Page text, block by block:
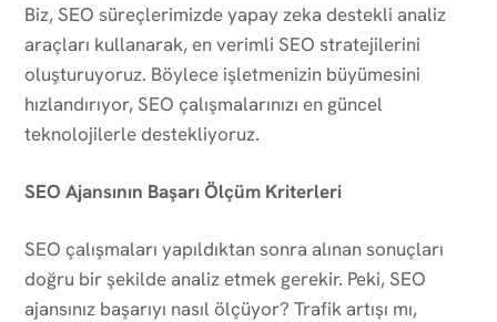
Biz, SEO süreçlerimizde yapay zeka destekli analiz
araçları kullanarak, en verimli SEO stratejilerini
oluşturuyoruz. Böylece işletmenizin büyümesini
hızlandırıyor, SEO çalışmalarınızı en güncel
teknolojilerle destekliyoruz.
SEO Ajansının Başarı Ölçüm Kriterleri
SEO çalışmaları yapıldıktan sonra alınan sonuçları
doğru bir şekilde analiz etmek gerekir. Peki, SEO
ajansınız başarıyı nasıl ölçüyor? Trafik artışı mı,